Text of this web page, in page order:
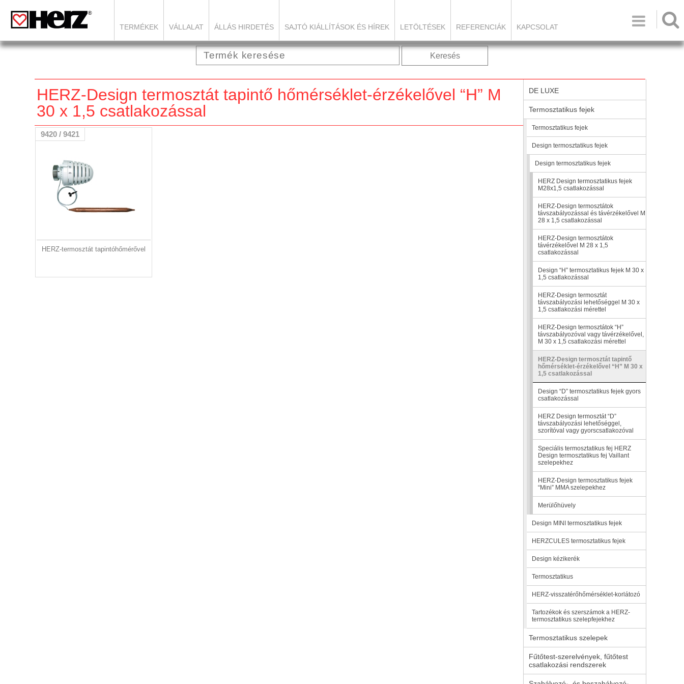

TERMÉKEK VÁLLALAT ÁLLÁS HIRDETÉS SAJTÓ KIÁLLÍTÁSOK ÉS HÍREK LETÖLTÉSEK REFERENCIÁK KAPCSOLAT
Keresés
HERZ-Design termosztát tapintő hőmérséklet-érzékelővel “H” M
30 x 1,5 csatlakozással
9420 / 9421
HERZ-termosztát tapintóhőmérővel
DE LUXE
Termosztatikus fejek
Termosztatikus fejek
Design termosztatikus fejek
Design termosztatikus fejek
HERZ Design termosztatikus fejek
M28x1,5 csatlakozással
HERZ-Design termosztátok
távszabályozással és távérzékelővel M
28 x 1,5 csatlakozással
HERZ-Design termosztátok
távérzékelővel M 28 x 1,5
csatlakozással
Design “H” termosztatikus fejek M 30 x
1,5 csatlakozással
HERZ-Design termosztát
távszabályozási lehetőséggel M 30 x
1,5 csatlakozási mérettel
HERZ-Design termosztátok “H”
távszabályozóval vagy távérzékelővel,
M 30 x 1,5 csatlakozási mérettel
HERZ-Design termosztát tapintő
hőmérséklet-érzékelővel “H” M 30 x
1,5 csatlakozással
Design “D” termosztatikus fejek gyors
csatlakozással
HERZ Design termosztát “D”
távszabályozási lehetőséggel,
szorítóval vagy gyorscsatlakozóval
Speciális termosztatikus fej HERZ
Design termosztatikus fej Vaillant
szelepekhez
HERZ-Design termosztatikus fejek
“Mini” MMA szelepekhez
Merülőhüvely
Design MINI termosztatikus fejek
HERZCULES termosztatikus fejek
Design kézikerék
Termosztatikus
HERZ-visszatérőhőmérséklet-korlátozó
Tartozékok és szerszámok a HERZ-
termosztatikus szelepfejekhez
Termosztatikus szelepek
Fűtőtest-szerelvények, fűtőtest
csatlakozási rendszerek